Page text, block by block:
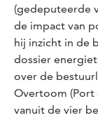
(gedeputeerde
de impact van
hij inzicht in de
dossier
over de
Overtoom (Port
vanuit de vier